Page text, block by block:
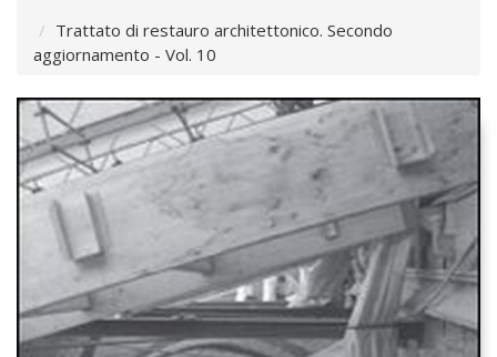
Trattato di restauro architettonico. Secondo
aggiornamento - Vol. 10